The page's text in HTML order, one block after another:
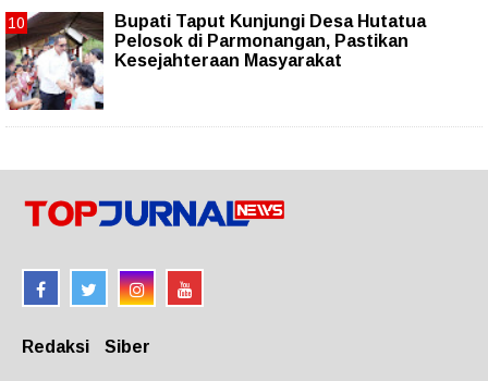
Bupati Taput Kunjungi Desa Hutatua
Pelosok di Parmonangan, Pastikan
Kesejahteraan Masyarakat
Redaksi Siber